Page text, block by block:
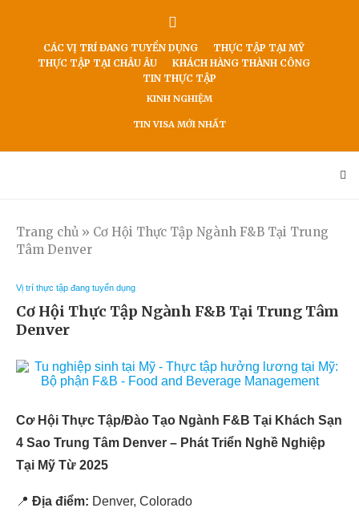
CÁC VỊ TRÍ ĐANG TUYỂN DỤNG
THỰC TẬP TẠI MỸ
THỰC TẬP TẠI CHÂU ÂU
KHÁCH HÀNG THÀNH CÔNG
TIN THỰC TẬP
KINH NGHIỆM
TIN VISA MỚI NHẤT
Trang chủ » Cơ Hội Thực Tập Ngành F&B Tại Trung
Tâm Denver
Vị trí thực tập đang tuyển dụng
Cơ Hội Thực Tập Ngành F&B Tại Trung Tâm
Denver
Cơ Hội Thực Tập/Đào Tạo Ngành F&B Tại Khách Sạn
4 Sao Trung Tâm Denver – Phát Triển Nghề Nghiệp
Tại Mỹ Từ 2025
📍 Địa điểm: Denver, Colorado